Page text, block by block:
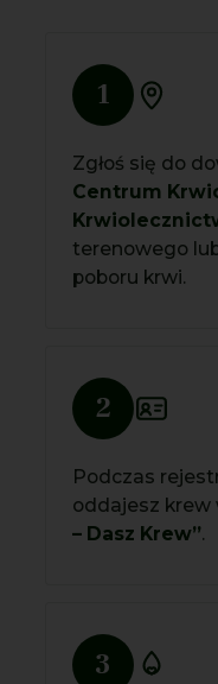
1
Zgłoś się do
Centrum
terenowego
poboru krwi.
2
Podczas
oddajesz krew
– Dasz Krew”.
3